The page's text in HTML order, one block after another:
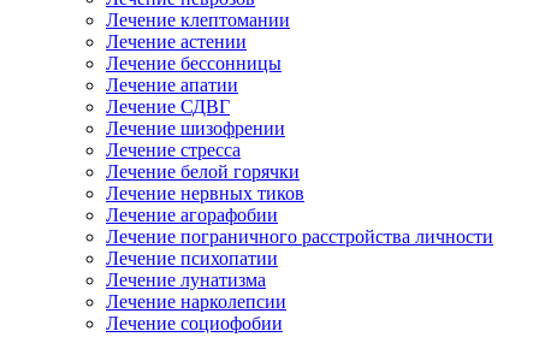
Лечение клептомании
Лечение астении
Лечение бессонницы
Лечение апатии
Лечение СДВГ
Лечение шизофрении
Лечение стресса
Лечение белой горячки
Лечение нервных тиков
Лечение агорафобии
Лечение пограничного расстройства личности
Лечение психопатии
Лечение лунатизма
Лечение нарколепсии
Лечение социофобии